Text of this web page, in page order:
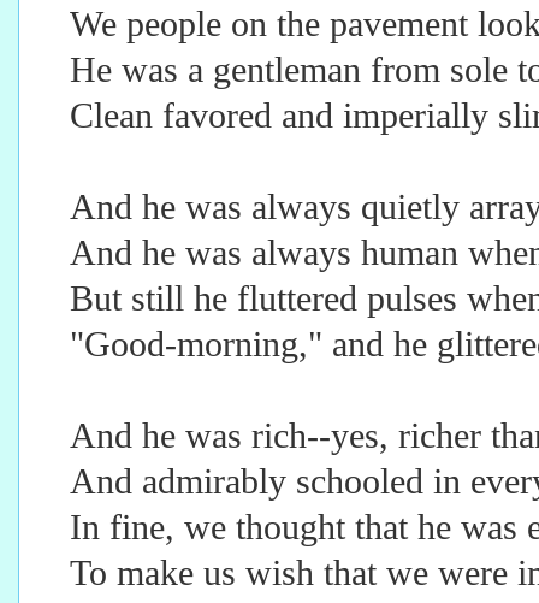
We people on the pavement
He was a gentleman from sole
Clean favored and imperially
And he was always quietly
And he was always human
But still he fluttered pulses
"Good-morning," and he
And he was rich--yes, richer
And admirably schooled in
In fine, we thought that he was
To make us wish that we were